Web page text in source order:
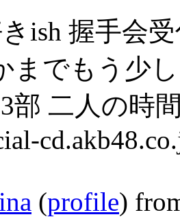
ish 握手会
までもう少
部 二人の時
(profile)